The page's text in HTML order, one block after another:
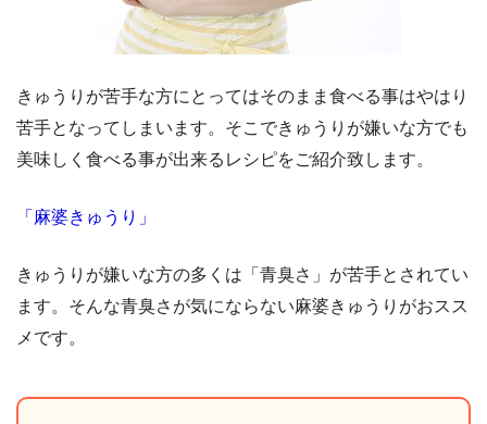
きゅうりが苦手な方にとってはそのまま食べる事はやはり
苦手となってしまいます。そこできゅうりが嫌いな方でも
美味しく食べる事が出来るレシピをご紹介致します。
「麻婆きゅうり」
きゅうりが嫌いな方の多くは「青臭さ」が苦手とされてい
ます。そんな青臭さが気にならない麻婆きゅうりがおスス
メです。